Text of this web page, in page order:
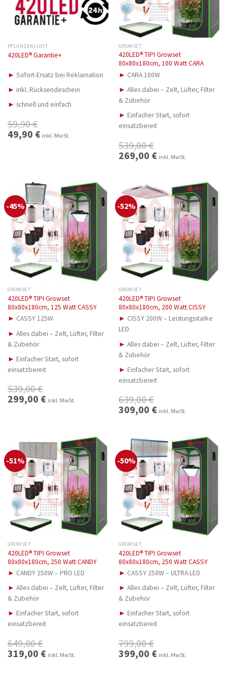
PFLANZENLICHT
420LED® Garantie+
► Sofort-Ersatz bei Reklamation
► inkl. Rücksendeschein
► schnell und einfach
59,90€
Ursprünglicher
Preis
49,90 €Aktueller
Preis
inkl. MwSt.
GROWSET
420LED® TIPI Growset
80x80x180cm, 100 Watt CARA
► CARA 100W
► Alles dabei – Zelt, Lüfter, Filter
& Zubehör
► Einfacher Start, sofort
einsatzbereit
539,00€
Ursprünglicher
Preis
269,00 €Aktueller
Preis
inkl. MwSt.
-45%
GROWSET
420LED® TIPI Growset
80x80x180cm, 125 Watt CASSY
► CASSY 125W
► Alles dabei – Zelt, Lüfter, Filter
& Zubehör
► Einfacher Start, sofort
einsatzbereit
539,00€
Ursprünglicher
Preis
299,00 €Aktueller
Preis
inkl. MwSt.
-52%
GROWSET
420LED® TIPI Growset
80x80x180cm, 200 Watt CISSY
► CISSY 200W – Leistungsstarke
LED
► Alles dabei – Zelt, Lüfter, Filter
& Zubehör
► Einfacher Start, sofort
einsatzbereit
639,00€
Ursprünglicher
Preis
309,00 €Aktueller
Preis
inkl. MwSt.
-51%
GROWSET
420LED® TIPI Growset
80x80x180cm, 250 Watt CANDY
► CANDY 250W – PRO LED
► Alles dabei – Zelt, Lüfter, Filter
& Zubehör
► Einfacher Start, sofort
einsatzbereit
649,00€
Ursprünglicher
Preis
319,00 €Aktueller
Preis
inkl. MwSt.
-50%
GROWSET
420LED® TIPI Growset
80x80x180cm, 250 Watt CASSY
► CASSY 250W – ULTRA LED
► Alles dabei – Zelt, Lüfter, Filter
& Zubehör
► Einfacher Start, sofort
einsatzbereit
799,00€
Ursprünglicher
Preis
399,00 €Aktueller
Preis
inkl. MwSt.